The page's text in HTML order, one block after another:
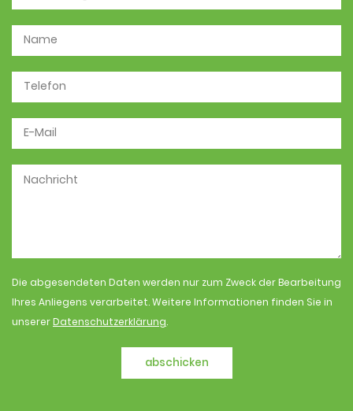
Die abgesendeten Daten werden nur zum Zweck der Bearbeitung
Ihres Anliegens verarbeitet. Weitere Informationen finden Sie in
unsererDatenschutzerklärung.
abschicken